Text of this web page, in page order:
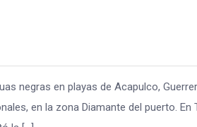
negras en playas de Acapulco,
en la zona Diamante del puerto. En